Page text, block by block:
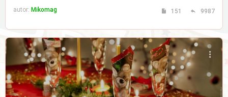
autor: Mikomag 151 9987